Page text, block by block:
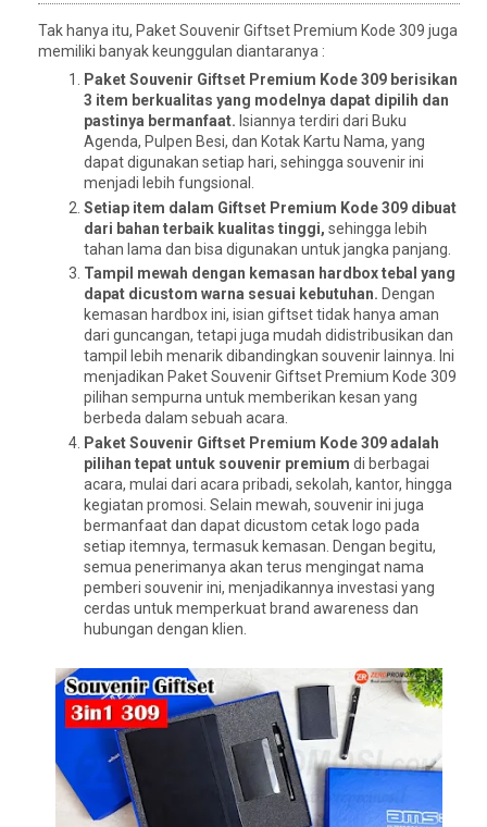
Tak hanya itu, Paket Souvenir Giftset Premium Kode 309 juga
memiliki banyak keunggulan diantaranya :
Paket Souvenir Giftset Premium Kode 309 berisikan
3 item berkualitas yang modelnya dapat dipilih dan
pastinya bermanfaat. Isiannya terdiri dari Buku
Agenda, Pulpen Besi, dan Kotak Kartu Nama, yang
dapat digunakan setiap hari, sehingga souvenir ini
menjadi lebih fungsional.
Setiap item dalam Giftset Premium Kode 309 dibuat
dari bahan terbaik kualitas tinggi, sehingga lebih
tahan lama dan bisa digunakan untuk jangka panjang.
Tampil mewah dengan kemasan hardbox tebal yang
dapat dicustom warna sesuai kebutuhan. Dengan
kemasan hardbox ini, isian giftset tidak hanya aman
dari guncangan, tetapi juga mudah didistribusikan dan
tampil lebih menarik dibandingkan souvenir lainnya. Ini
menjadikan Paket Souvenir Giftset Premium Kode 309
pilihan sempurna untuk memberikan kesan yang
berbeda dalam sebuah acara.
Paket Souvenir Giftset Premium Kode 309 adalah
pilihan tepat untuk souvenir premium di berbagai
acara, mulai dari acara pribadi, sekolah, kantor, hingga
kegiatan promosi. Selain mewah, souvenir ini juga
bermanfaat dan dapat dicustom cetak logo pada
setiap itemnya, termasuk kemasan. Dengan begitu,
semua penerimanya akan terus mengingat nama
pemberi souvenir ini, menjadikannya investasi yang
cerdas untuk memperkuat brand awareness dan
hubungan dengan klien.